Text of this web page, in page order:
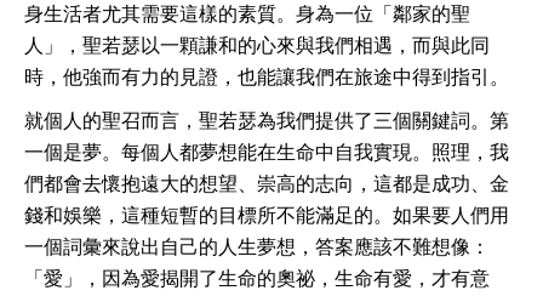
身生活者尤其需要這樣的素質。身為一位「鄰家的聖
人」，聖若瑟以一顆謙和的心來與我們相遇，而與此同
時，他強而有力的見證，也能讓我們在旅途中得到指引。
就個人的聖召而言，聖若瑟為我們提供了三個關鍵詞。第
一個是夢。每個人都夢想能在生命中自我實現。照理，我
們都會去懷抱遠大的想望、崇高的志向，這都是成功、金
錢和娛樂，這種短暫的目標所不能滿足的。如果要人們用
一個詞彙來說出自己的人生夢想，答案應該不難想像：
「愛」，因為愛揭開了生命的奧祕，生命有愛，才有意